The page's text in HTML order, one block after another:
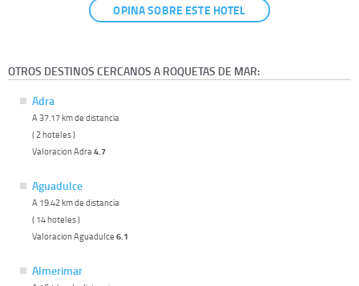
OPINA SOBRE ESTE HOTEL
OTROS DESTINOS CERCANOS A ROQUETAS DE MAR:
Adra
A 37.17 km de distancia
( 2 hoteles )
Valoracion Adra 4.7
Aguadulce
A 19.42 km de distancia
( 14 hoteles )
Valoracion Aguadulce 6.1
Almerimar